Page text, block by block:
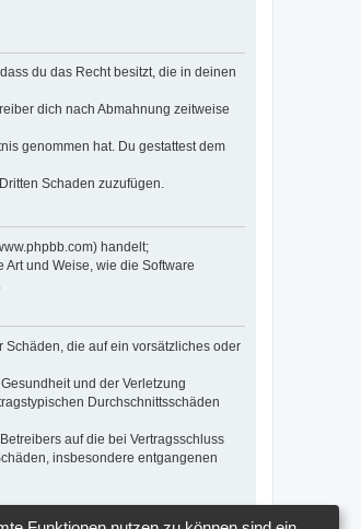
du das Recht besitzt, die in deinen
dich nach Abmahnung zeitweise
genommen hat. Du gestattest dem
Schaden zuzufügen.
handelt;
und Weise, wie die Software
Schäden, die auf ein vorsätzliches oder
und der Verletzung
Durchschnittsschäden
auf die bei Vertragsschluss
insbesondere entgangenen